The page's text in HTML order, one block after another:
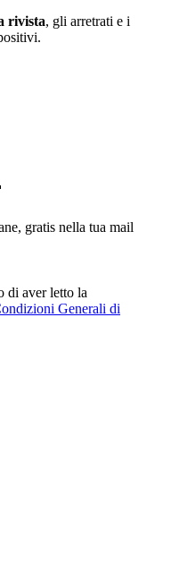
rivista, gli arretrati e i
gratis nella tua mail
di aver letto la
Generali di